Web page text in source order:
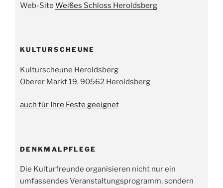
Web-Site Weißes Schloss Heroldsberg
KULTURSCHEUNE
Kulturscheune Heroldsberg
Oberer Markt 19, 90562 Heroldsberg
auch für Ihre Feste geeignet
DENKMALPFLEGE
Die Kulturfreunde organisieren nicht nur ein
umfassendes Veranstaltungsprogramm, sondern